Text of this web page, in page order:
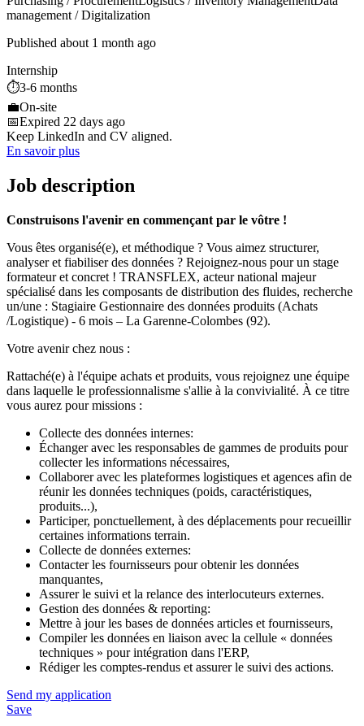
management / Digitalization
Published about 1 month ago
Internship
⏱️3-6 months
💼On-site
📅Expired 22 days ago
Keep LinkedIn and CV aligned.
En savoir plus
Job description
Construisons l'avenir en commençant par le vôtre !
Vous êtes organisé(e), et méthodique ? Vous aimez structurer,
analyser et fiabiliser des données ? Rejoignez-nous pour un stage
formateur et concret ! TRANSFLEX, acteur national majeur
spécialisé dans les composants de distribution des fluides, recherche
un/une : Stagiaire Gestionnaire des données produits (Achats
/Logistique) - 6 mois – La Garenne-Colombes (92).
Votre avenir chez nous :
Rattaché(e) à l'équipe achats et produits, vous rejoignez une équipe
dans laquelle le professionnalisme s'allie à la convivialité. À ce titre
vous aurez pour missions :
Collecte des données internes:
Échanger avec les responsables de gammes de produits pour
collecter les informations nécessaires,
Collaborer avec les plateformes logistiques et agences afin de
réunir les données techniques (poids, caractéristiques,
produits...),
Participer, ponctuellement, à des déplacements pour recueillir
certaines informations terrain.
Collecte de données externes:
Contacter les fournisseurs pour obtenir les données
manquantes,
Assurer le suivi et la relance des interlocuteurs externes.
Gestion des données & reporting:
Mettre à jour les bases de données articles et fournisseurs,
Compiler les données en liaison avec la cellule « données
techniques » pour intégration dans l'ERP,
Rédiger les comptes-rendus et assurer le suivi des actions.
Send my application
Save